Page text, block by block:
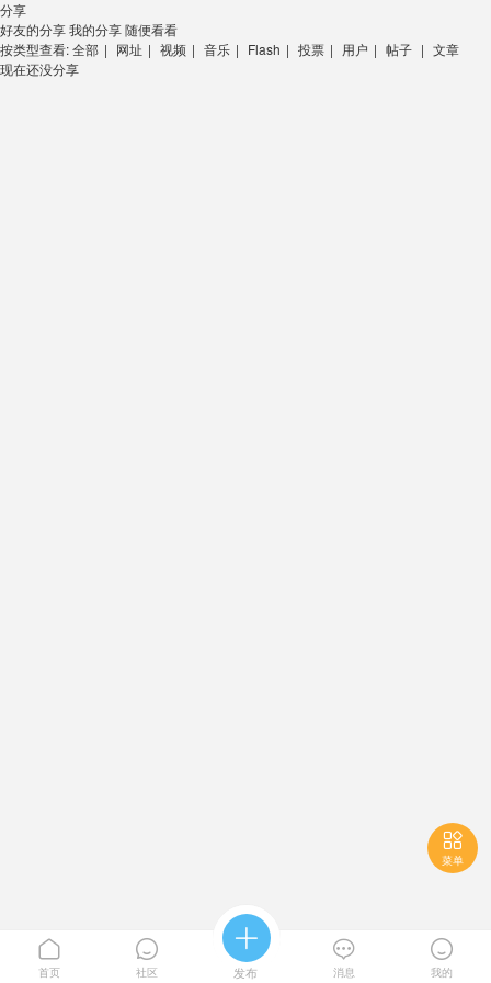
分享
好友的分享我的分享随便看看
按类型查看:全部 | 网址 | 视频 | 音乐 | Flash | 投票 | 用户 | 帖子 | 文章
现在还没分享

菜单

首页

社区

发布

消息

我的